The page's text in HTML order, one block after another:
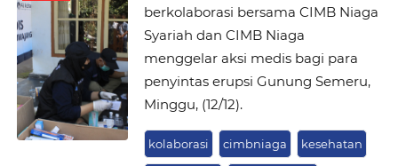
berkolaborasi bersama CIMB Niaga
Syariah dan CIMB Niaga
menggelar aksi medis bagi para
penyintas erupsi Gunung Semeru,
Minggu, (12/12).
kolaborasi cimbniaga kesehatan